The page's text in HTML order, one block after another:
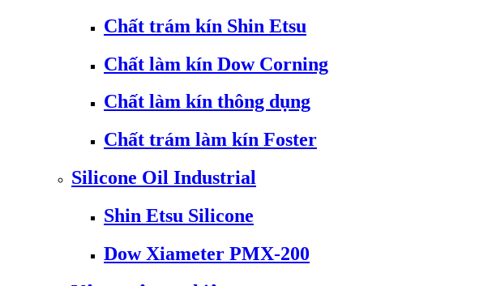
Chất trám kín Shin Etsu
Chất làm kín Dow Corning
Chất làm kín thông dụng
Chất trám làm kín Foster
Silicone Oil Industrial
Shin Etsu Silicone
Dow Xiameter PMX-200